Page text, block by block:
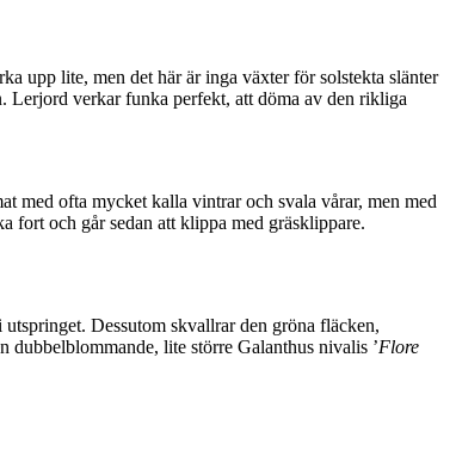
upp lite, men det här är inga växter för solstekta slänter
Lerjord verkar funka perfekt, att döma av den rikliga
med ofta mycket kalla vintrar och svala vårar, men med
fort och går sedan att klippa med gräsklippare.
Dessutom skvallrar den gröna fläcken,
lite större Galanthus nivalis ’Flore